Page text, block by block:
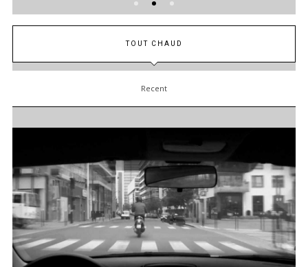
TOUT CHAUD
Recent